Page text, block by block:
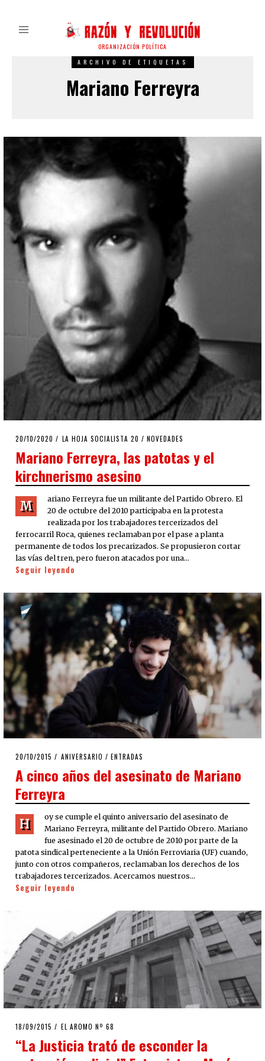
ORGANIZACIÓN POLÍTICA
ARCHIVO DE ETIQUETAS
Mariano Ferreyra
POSTED
20/10/2020 20/10/2020
LA HOJA SOCIALISTA 20 / NOVEDADES
Mariano Ferreyra, las patotas y el
kirchnerismo asesino
M
ariano Ferreyra fue un militante del Partido Obrero. El
20 de octubre del 2010 participaba en la protesta
realizada por los trabajadores tercerizados del
ferrocarril Roca, quienes reclamaban por el pase a planta
permanente de todos los precarizados. Se propusieron cortar
las vías del tren, pero fueron atacados por una…
Seguir leyendo
POSTED
20/10/2015 20/10/2015
ANIVERSARIO / ENTRADAS
A cinco años del asesinato de Mariano
Ferreyra
H
oy se cumple el quinto aniversario del asesinato de
Mariano Ferreyra, militante del Partido Obrero. Mariano
fue asesinado el 20 de octubre de 2010 por parte de la
patota sindical perteneciente a la Unión Ferroviaria (UF) cuando,
junto con otros compañeros, reclamaban los derechos de los
trabajadores tercerizados. Acercamos nuestros…
Seguir leyendo
POSTED
18/09/2015 18/09/2015
EL AROMO Nº 68
“La Justicia trató de esconder la